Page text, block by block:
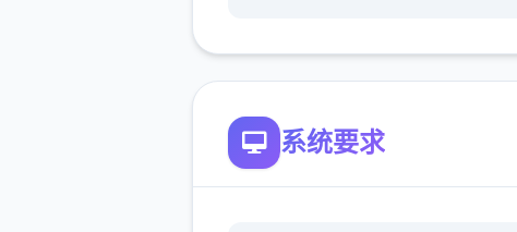
为角色等级≥10时开放
现在可以用剃刀自由修剪毛形状
该功能其实早已开发完成，但因未
系统要求